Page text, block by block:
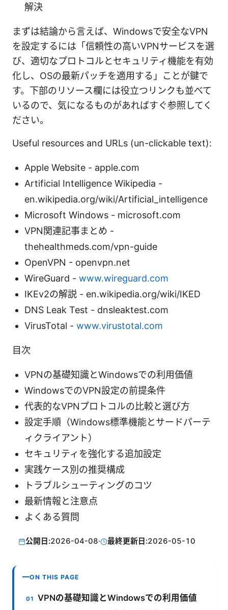
解決
まずは結論から言えば、Windowsで安全なVPN
を設定するには「信頼性の高いVPNサービスを選
び、適切なプロトコルとセキュリティ機能を有効
化し、OSの最新パッチを適用する」ことが鍵で
す。下部のリソース欄には役立つリンクも並べて
いるので、気になるものがあればすぐ参照してく
ださい。
Useful resources and URLs (un-clickable text):
Apple Website - apple.com
Artificial Intelligence Wikipedia -
en.wikipedia.org/wiki/Artificial_intelligence
Microsoft Windows - microsoft.com
VPN関連記事まとめ -
thehealthmeds.com/vpn-guide
OpenVPN - openvpn.net
WireGuard - www.wireguard.com
IKEv2の解説 - en.wikipedia.org/wiki/IKED
DNS Leak Test - dnsleaktest.com
VirusTotal - www.virustotal.com
目次
VPNの基礎知識とWindowsでの利用価値
WindowsでのVPN設定の前提条件
代表的なVPNプロトコルの比較と選び方
設定手順（Windows標準機能とサードパーテ
ィクライアント）
セキュリティを強化する追加設定
実践ケース別の推奨構成
トラブルシューティングのコツ
最新情報と注意点
よくある質問
公開日:2026-04-08· 最終更新日:2026-05-10
ON THIS PAGE
VPNの基礎知識とWindowsでの利用価値